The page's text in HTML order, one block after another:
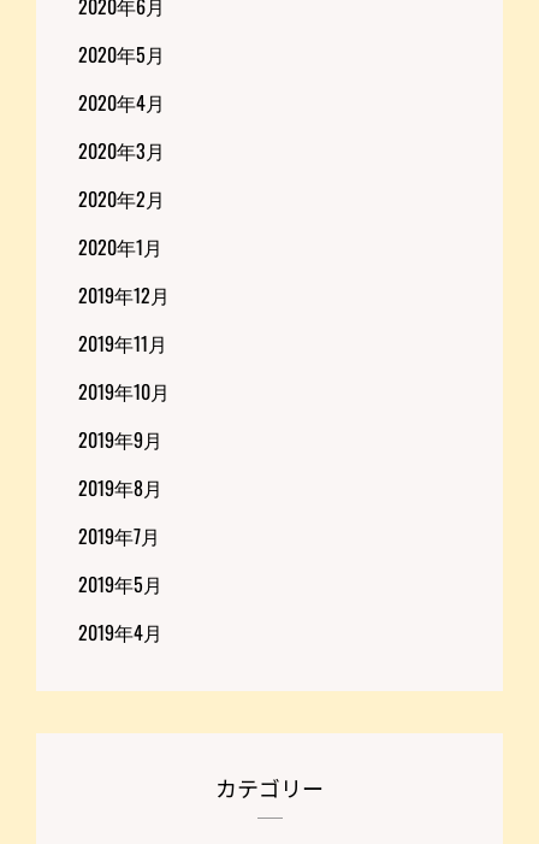
2020年6月
2020年5月
2020年4月
2020年3月
2020年2月
2020年1月
2019年12月
2019年11月
2019年10月
2019年9月
2019年8月
2019年7月
2019年5月
2019年4月
カテゴリー